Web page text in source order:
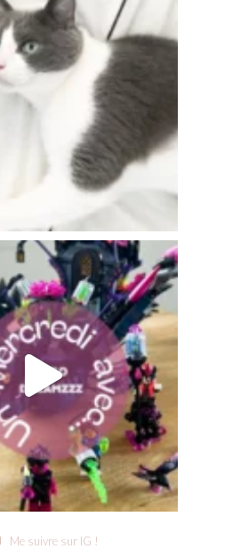
Me suivre sur IG !